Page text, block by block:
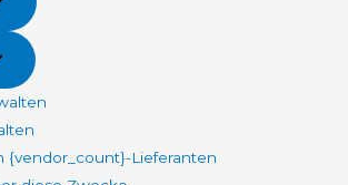
{vendor_count}-Lieferanten